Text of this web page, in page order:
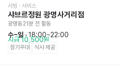
서빙 · 서비스
샤브르정원 광명사거리점
광명동21분 전 활동
수~일 · 18:00~22:00
시급 10,500원
장기우대 식사 제공